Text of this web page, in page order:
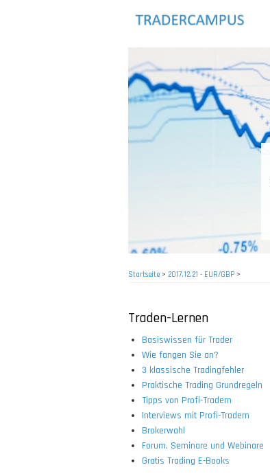
Startseite> 2017.12.21 - EUR/GBP >
Traden-Lernen
Basiswissen für Trader
Wie fangen Sie an?
3 klassische Tradingfehler
Praktische Trading Grundregeln
Tipps von Profi-Tradern
Interviews mit Profi-Tradern
Brokerwahl
Forum, Seminare und Webinare
Gratis Trading E-Books